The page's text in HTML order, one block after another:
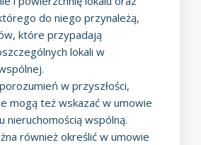
do niego przynależą,
które przypadają
lokali w
w przyszłości,
mogą też wskazać w umowie
nieruchomością wspólną.
również określić w umowie